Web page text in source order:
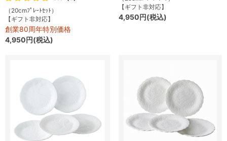
（20cmﾌﾟﾚｰﾄｾｯﾄ）
【ギフト非対応】
創業80周年特別価格
4,950円(税込)
【ギフト非対応】
4,950円(税込)